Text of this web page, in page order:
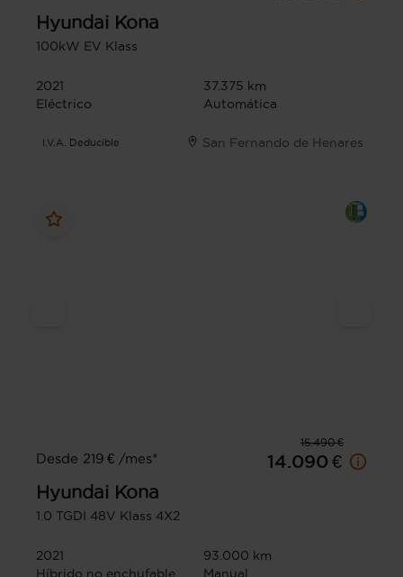
Hyundai Kona
100kW EV Klass
2021
37.375 km
Eléctrico
Automática
I.V.A. Deducible San Fernando de Henares
15.490 €
Desde 219 € /mes*
14.090 €
Hyundai Kona
1.0 TGDI 48V Klass 4X2
2021
93.000 km
Híbrido no enchufable
Manual